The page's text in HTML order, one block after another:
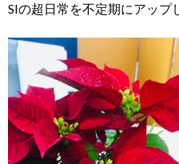
SIの超日常を不定期にアップ